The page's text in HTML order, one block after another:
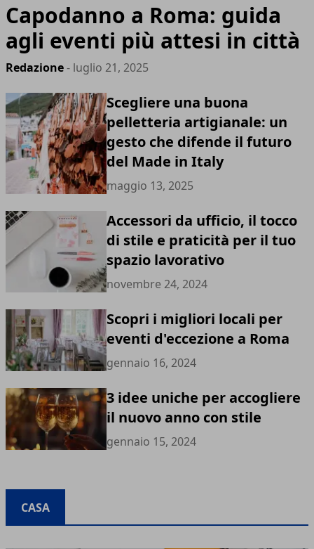
Capodanno a Roma: guida
agli eventi più attesi in città
Redazione- luglio 21, 2025
Scegliere una buona
pelletteria artigianale: un
gesto che difende il futuro
del Made in Italy
maggio 13, 2025
Accessori da ufficio, il tocco
di stile e praticità per il tuo
spazio lavorativo
novembre 24, 2024
Scopri i migliori locali per
eventi d'eccezione a Roma
gennaio 16, 2024
3 idee uniche per accogliere
il nuovo anno con stile
gennaio 15, 2024
CASA